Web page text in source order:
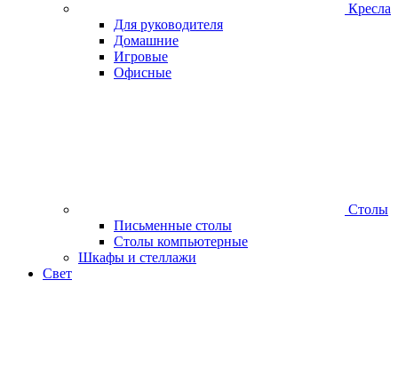
Кресла
Для руководителя
Домашние
Игровые
Офисные
Столы
Письменные столы
Столы компьютерные
Шкафы и стеллажи
Свет